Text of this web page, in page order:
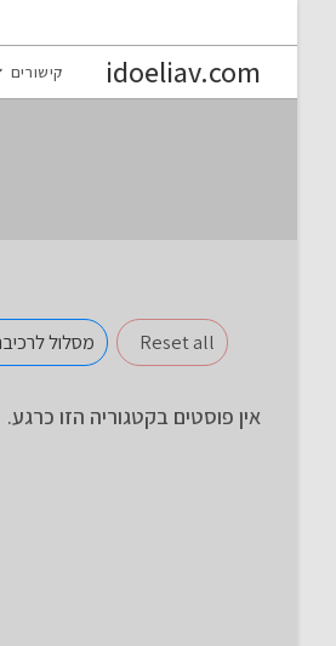
idoeliav.com קישורים
Reset all מסלול
אין פוסטים בקטגוריה הזו כרגע.